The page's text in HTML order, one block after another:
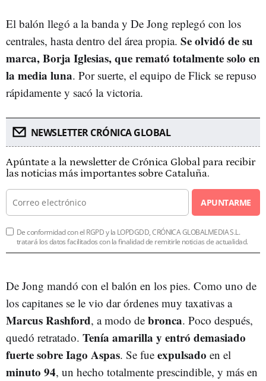
El balón llegó a la banda y De Jong replegó con los
centrales, hasta dentro del área propia. Se olvidó de su
marca, Borja Iglesias, que remató totalmente solo en
la media luna. Por suerte, el equipo de Flick se repuso
rápidamente y sacó la victoria.
NEWSLETTER CRÓNICA GLOBAL
Apúntate a la newsletter de Crónica Global para recibir
las noticias más importantes sobre Cataluña.
APUNTARME
De conformidad con el RGPD y la LOPDGDD, CRÓNICA GLOBALMEDIA S.L.
tratará los datos facilitados con la finalidad de remitirle noticias de actualidad.
De Jong mandó con el balón en los pies. Como uno de
los capitanes se le vio dar órdenes muy taxativas a
Marcus Rashford, a modo de bronca. Poco después,
quedó retratado. Tenía amarilla y entró demasiado
fuerte sobre Iago Aspas. Se fue expulsado en el
minuto 94, un hecho totalmente prescindible, y más en